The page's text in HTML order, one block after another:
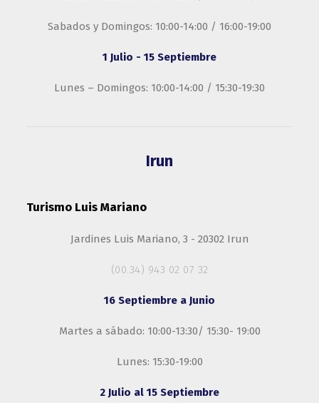
Sabados y Domingos: 10:00-14:00 / 16:00-19:00
1 Julio - 15 Septiembre
Lunes – Domingos: 10:00-14:00 / 15:30-19:30
Irun
Turismo Luis Mariano
Jardines Luis Mariano, 3 - 20302 Irun
(00.34) 943 02 07 32
16 Septiembre a Junio
Martes a sábado: 10:00-13:30/ 15:30- 19:00
Lunes: 15:30-19:00
2 Julio al 15 Septiembre